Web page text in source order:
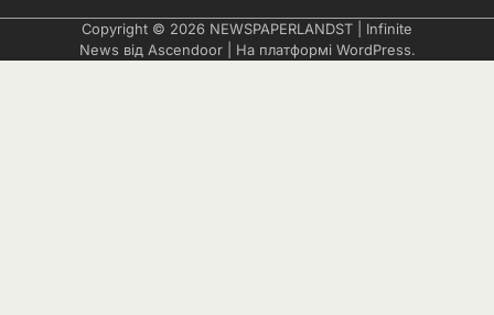
Copyright © 2026 NEWSPAPERLANDST | Infinite
News від Ascendoor| На платформі WordPress.